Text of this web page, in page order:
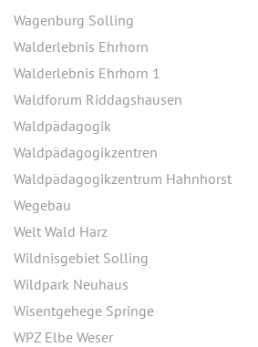
Wagenburg Solling
Walderlebnis Ehrhorn
Walderlebnis Ehrhorn 1
Waldforum Riddagshausen
Waldpädagogik
Waldpädagogikzentren
Waldpädagogikzentrum Hahnhorst
Wegebau
Welt Wald Harz
Wildnisgebiet Solling
Wildpark Neuhaus
Wisentgehege Springe
WPZ Elbe Weser